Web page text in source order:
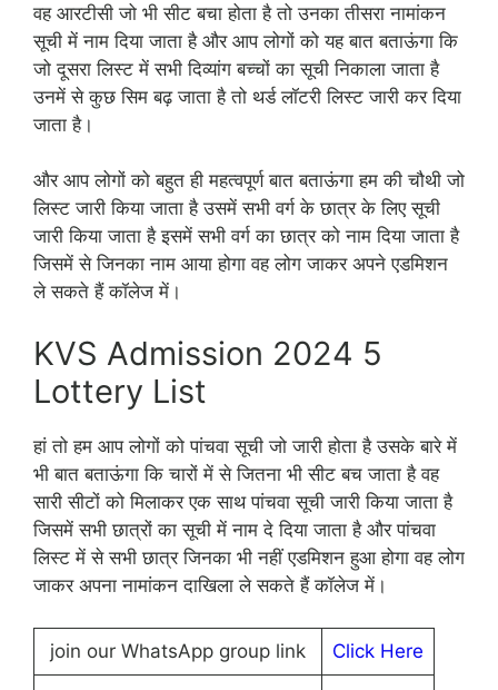
वह आरटीसी जो भी सीट बचा होता है तो उनका तीसरा नामांकन
सूची में नाम दिया जाता है और आप लोगों को यह बात बताऊंगा कि
जो दूसरा लिस्ट में सभी दिव्यांग बच्चों का सूची निकाला जाता है
उनमें से कुछ सिम बढ़ जाता है तो थर्ड लॉटरी लिस्ट जारी कर दिया
जाता है।
और आप लोगों को बहुत ही महत्वपूर्ण बात बताऊंगा हम की चौथी जो
लिस्ट जारी किया जाता है उसमें सभी वर्ग के छात्र के लिए सूची
जारी किया जाता है इसमें सभी वर्ग का छात्र को नाम दिया जाता है
जिसमें से जिनका नाम आया होगा वह लोग जाकर अपने एडमिशन
ले सकते हैं कॉलेज में।
KVS Admission 2024 5
Lottery List
हां तो हम आप लोगों को पांचवा सूची जो जारी होता है उसके बारे में
भी बात बताऊंगा कि चारों में से जितना भी सीट बच जाता है वह
सारी सीटों को मिलाकर एक साथ पांचवा सूची जारी किया जाता है
जिसमें सभी छात्रों का सूची में नाम दे दिया जाता है और पांचवा
लिस्ट में से सभी छात्र जिनका भी नहीं एडमिशन हुआ होगा वह लोग
जाकर अपना नामांकन दाखिला ले सकते हैं कॉलेज में।
join our WhatsApp group link Click Here